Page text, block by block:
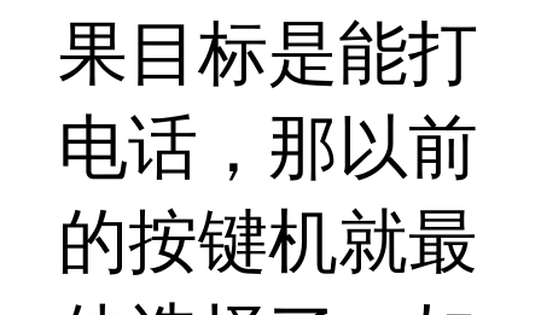
果目标是能打
电话，那以前
的按键机就最